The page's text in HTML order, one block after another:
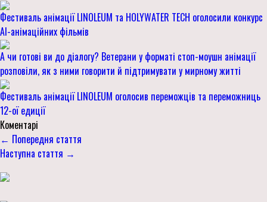
Фестиваль анімації LINOLEUM та HOLYWATER TECH оголосили конкурс
AI-анімаційних фільмів
А чи готові ви до діалогу? Ветерани у форматі стоп-моушн анімації
розповіли, як з ними говорити й підтримувати у мирному житті
Фестиваль анімації LINOLEUM оголосив переможців та переможниць
12-ої едиції
Коментарі
← Попередня стаття
Наступна стаття →